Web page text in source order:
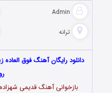
Admin
ترانه
دانلود رایگان آهنگ فوق
بازخوانی آهنگ قدیمی